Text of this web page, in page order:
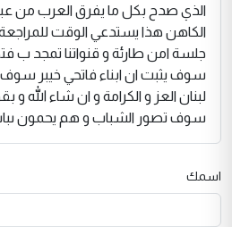
الذي صدح بكل ما يفرق العرب من
الكاهن هذا يستدعي الوقت
جلسة امن طارئة و قنواتنا تمجد ب
سوف يثبت ان ابناء فاتحي خيبر
لبنان العز و الكرامة و ان شاء الله
سوف تصور الشباب و هم يحمون
اسمك